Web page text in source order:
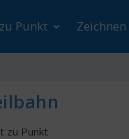
Punkt
zu Punkt